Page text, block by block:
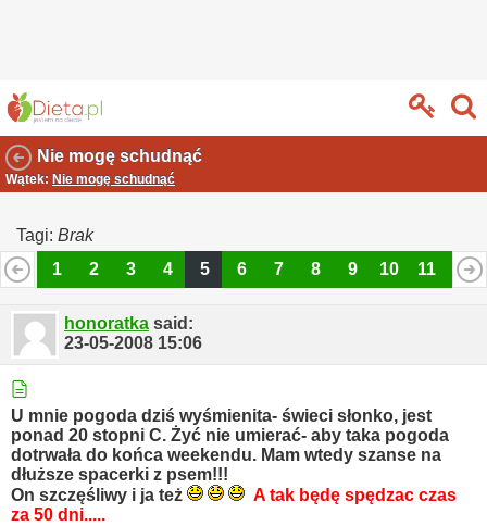
Nie mogę schudnąć
Wątek: Nie mogę schudnąć
Tagi: Brak
1
2 3 4 5 6 7 8 9 10 11 12
13
honoratka said:
23-05-2008 15:06
U mnie pogoda dziś wyśmienita- świeci słonko, jest
ponad 20 stopni C. Żyć nie umierać- aby taka pogoda
dotrwała do końca weekendu. Mam wtedy szanse na
dłuższe spacerki z psem!!!
On szczęśliwy i ja też
A tak będę spędzac czas
za 50 dni.....